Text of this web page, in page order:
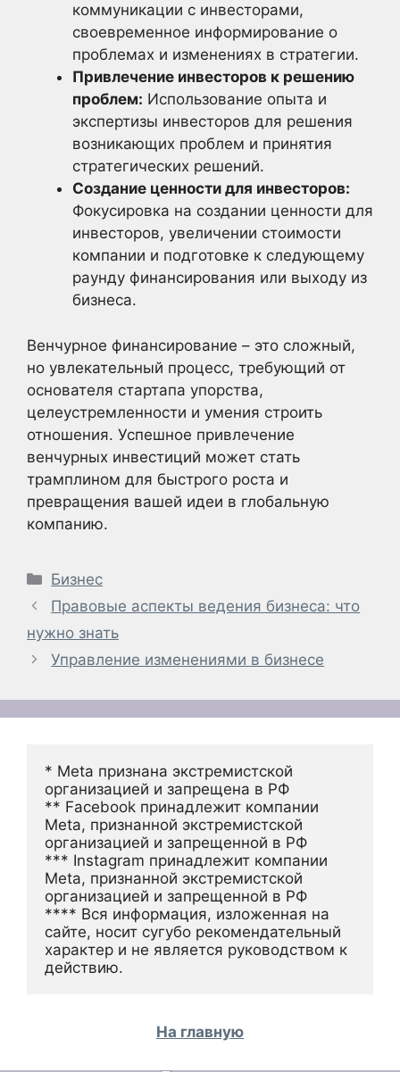
коммуникации с инвесторами,
своевременное информирование о
проблемах и изменениях в стратегии.
Привлечение инвесторов к решению
проблем: Использование опыта и
экспертизы инвесторов для решения
возникающих проблем и принятия
стратегических решений.
Создание ценности для инвесторов:
Фокусировка на создании ценности для
инвесторов, увеличении стоимости
компании и подготовке к следующему
раунду финансирования или выходу из
бизнеса.
Венчурное финансирование – это сложный,
но увлекательный процесс, требующий от
основателя стартапа упорства,
целеустремленности и умения строить
отношения. Успешное привлечение
венчурных инвестиций может стать
трамплином для быстрого роста и
превращения вашей идеи в глобальную
компанию.
Рубрики
Бизнес
Правовые аспекты ведения бизнеса: что
нужно знать
Управление изменениями в бизнесе
* Meta признана экстремистской
организацией и запрещена в РФ
** Facebook принадлежит компании
Meta, признанной экстремистской
организацией и запрещенной в РФ
*** Instagram принадлежит компании
Meta, признанной экстремистской
организацией и запрещенной в РФ
**** Вся информация, изложенная на
сайте, носит сугубо рекомендательный
характер и не является руководством к
действию.
На главную